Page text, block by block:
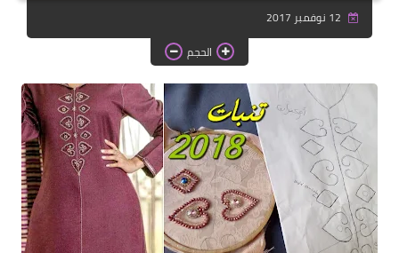
دروس الراندة للمبتدئات
اللباس التقليدي الحجم